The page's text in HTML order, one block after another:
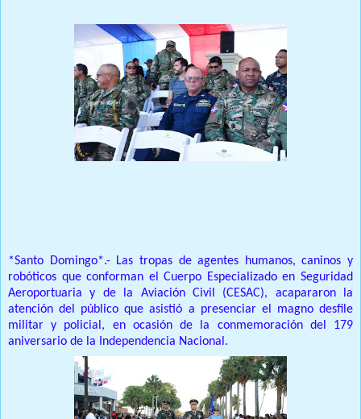
*Santo Domingo*.- Las tropas de agentes humanos, caninos y
robóticos que conforman el Cuerpo Especializado en Seguridad
Aeroportuaria y de la Aviación Civil (CESAC), acapararon la
atención del público que asistió a presenciar el magno desfile
militar y policial, en ocasión de la conmemoración del 179
aniversario de la Independencia Nacional.